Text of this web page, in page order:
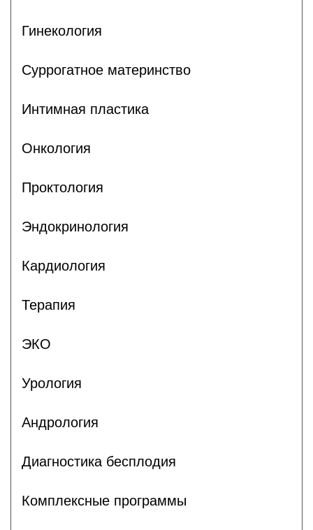
Гинекология
Суррогатное материнство
Интимная пластика
Онкология
Проктология
Эндокринология
Кардиология
Терапия
ЭКО
Урология
Андрология
Диагностика бесплодия
Комплексные программы